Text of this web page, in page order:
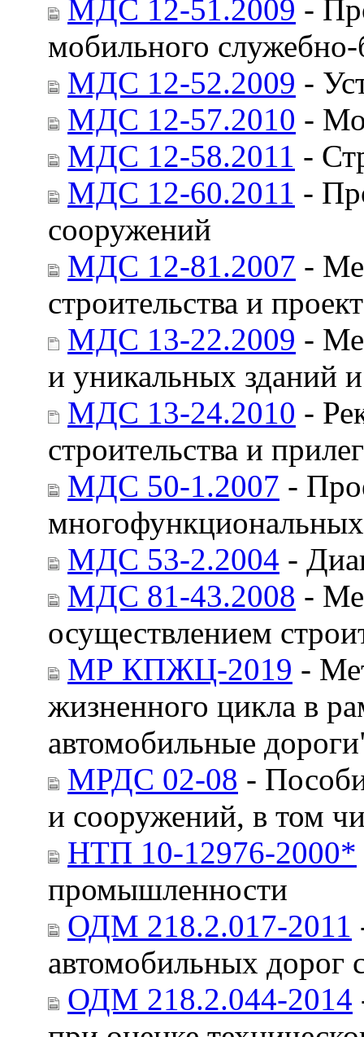
МДС 12-51.2009 -
мобильного
МДС 12-52.2009 -
МДС 12-57.2010 -
МДС 12-58.2011 -
МДС 12-60.2011 -
сооружений
МДС 12-81.2007 -
строительства и
МДС 13-22.2009 -
и уникальных зданий
МДС 13-24.2010 -
строительства и
МДС 50-1.2007 -
МДС 53-2.2004 -
МДС 81-43.2008 -
осуществлением
МР КПЖЦ-2019 -
жизненного цикла в
автомобильные
МРДС 02-08 -
и сооружений, в том
НТП 10-12976-2000*
промышленности
ОДМ 218.2.017-2011
автомобильных дорог
ОДМ 218.2.044-2014